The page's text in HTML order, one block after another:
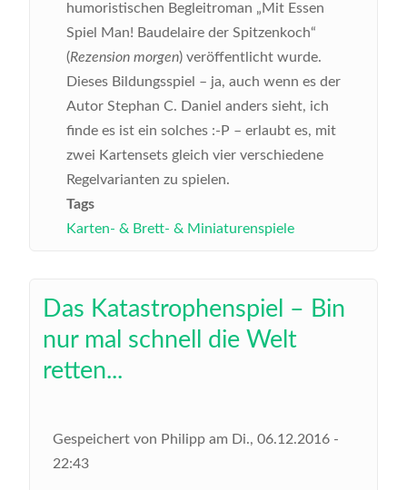
humoristischen Begleitroman „Mit Essen
Spiel Man! Baudelaire der Spitzenkoch“
(Rezension morgen) veröffentlicht wurde.
Dieses Bildungsspiel – ja, auch wenn es der
Autor Stephan C. Daniel anders sieht, ich
finde es ist ein solches :-P – erlaubt es, mit
zwei Kartensets gleich vier verschiedene
Regelvarianten zu spielen.
Tags
Karten- & Brett- & Miniaturenspiele
Das Katastrophenspiel – Bin
nur mal schnell die Welt
retten...
Gespeichert von Philipp am Di., 06.12.2016 -
22:43